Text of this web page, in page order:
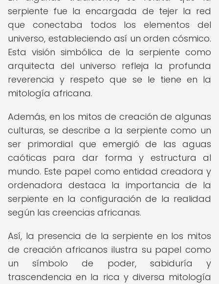
serpiente fue la encargada de tejer la red
que conectaba todos los elementos del
universo, estableciendo así un orden cósmico.
Esta visión simbólica de la serpiente como
arquitecta del universo refleja la profunda
reverencia y respeto que se le tiene en la
mitología africana.
Además, en los mitos de creación de algunas
culturas, se describe a la serpiente como un
ser primordial que emergió de las aguas
caóticas para dar forma y estructura al
mundo. Este papel como entidad creadora y
ordenadora destaca la importancia de la
serpiente en la configuración de la realidad
según las creencias africanas.
Así, la presencia de la serpiente en los mitos
de creación africanos ilustra su papel como
un símbolo de poder, sabiduría y
trascendencia en la rica y diversa mitología